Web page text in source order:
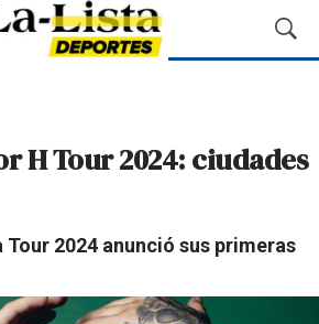
M
o
a
r
s
u
H Tour 2024: ciudades
Tour 2024 anunció sus primeras